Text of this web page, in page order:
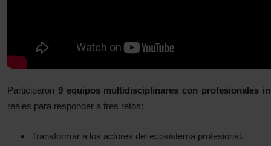
Participaron 9 equipos multidisciplinares con profesionales
reales para responder a tres retos:
Transformar a los actores del ecosistema profesional.